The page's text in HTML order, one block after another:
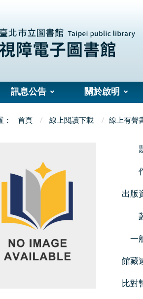
訊息公告 關於啟明
首頁 線上閱讀下載 線上有聲
出版
一
館藏
比對